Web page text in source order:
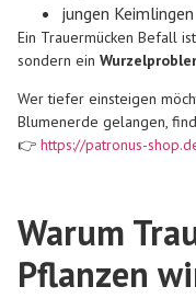
jungen Keimlingen
Ein Trauermücken Befall
sondern ein
Wer tiefer einsteigen
Blumenerde gelangen,
👉 https://patronus-
Warum
Pflanzen